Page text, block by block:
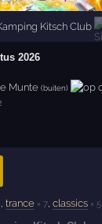
Kitsch Club
2026
Munte (buiten)
,trance × 7 ,classics × 5